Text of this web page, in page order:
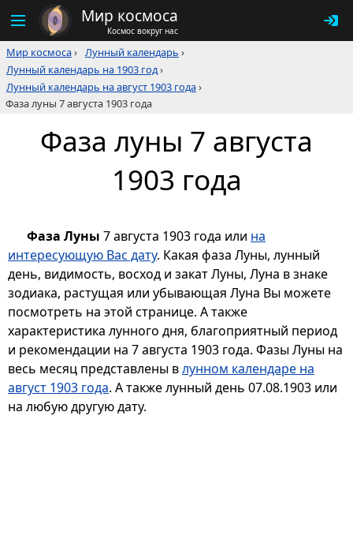
Мир космоса
Космос вокруг нас
Мир космоса› Лунный календарь ›
Лунный календарь на 1903 год›
Лунный календарь на август 1903 года›
Фаза луны 7 августа 1903 года
Фаза луны 7 августа
1903 года
Фаза Луны 7 августа 1903 года или на
интересующую Вас дату. Какая фаза Луны, лунный
день, видимость, восход и закат Луны, Луна в знаке
зодиака, растущая или убывающая Луна Вы можете
посмотреть на этой странице. А также
характеристика лунного дня, благоприятный период
и рекомендации на 7 августа 1903 года. Фазы Луны на
весь месяц представлены влунном календаре на
август 1903 года. А также лунный день 07.08.1903 или
на любую другую дату.